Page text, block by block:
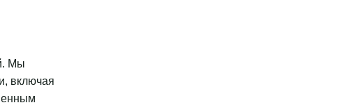
Мы
включая